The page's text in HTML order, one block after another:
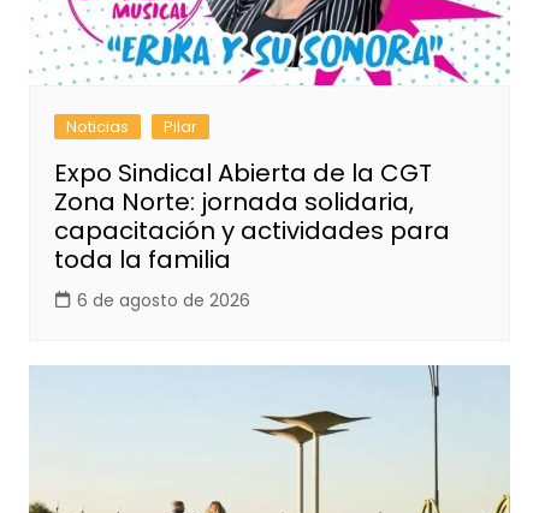
Noticias Pilar
Expo Sindical Abierta de la CGT
Zona Norte: jornada solidaria,
capacitación y actividades para
toda la familia
6 de agosto de 2026